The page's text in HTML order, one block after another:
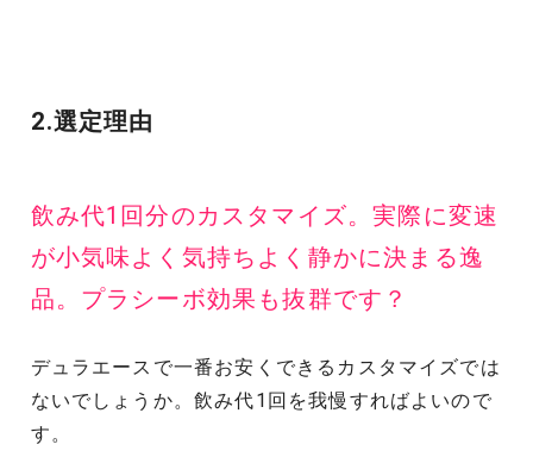
2.選定理由
飲み代1回分のカスタマイズ。実際に変速
が小気味よく気持ちよく静かに決まる逸
品。プラシーボ効果も抜群です？
デュラエースで一番お安くできるカスタマイズでは
ないでしょうか。飲み代1回を我慢すればよいので
す。